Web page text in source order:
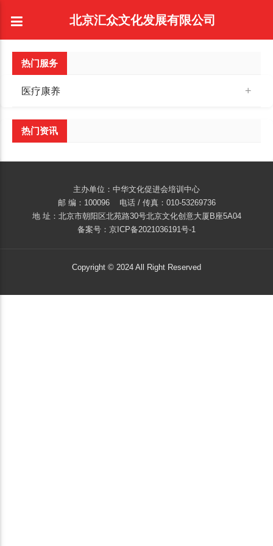
北京汇众文化发展有限公司
热门服务
医疗康养
热门资讯
主办单位：中华文化促进会培训中心
邮 编：100096 电话 / 传真：010-53269736
地 址：北京市朝阳区北苑路30号北京文化创意大厦B座5A04
备案号：京ICP备2021036191号-1
Copyright © 2024 All Right Reserved